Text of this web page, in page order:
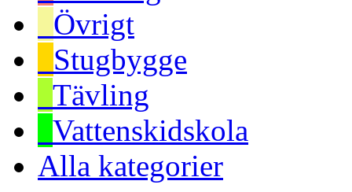
Övrigt
Stugbygge
Tävling
Vattenskidskola
Alla kategorier